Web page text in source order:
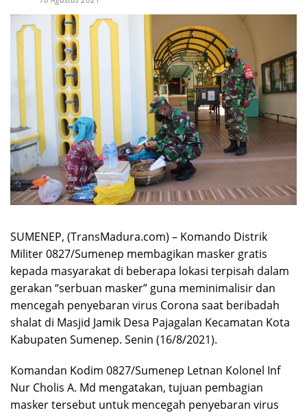
SUMENEP, (TransMadura.com) – Komando Distrik
Militer 0827/Sumenep membagikan masker gratis
kepada masyarakat di beberapa lokasi terpisah dalam
gerakan “serbuan masker” guna meminimalisir dan
mencegah penyebaran virus Corona saat beribadah
shalat di Masjid Jamik Desa Pajagalan Kecamatan Kota
Kabupaten Sumenep. Senin (16/8/2021).
Komandan Kodim 0827/Sumenep Letnan Kolonel Inf
Nur Cholis A. Md mengatakan, tujuan pembagian
masker tersebut untuk mencegah penyebaran virus